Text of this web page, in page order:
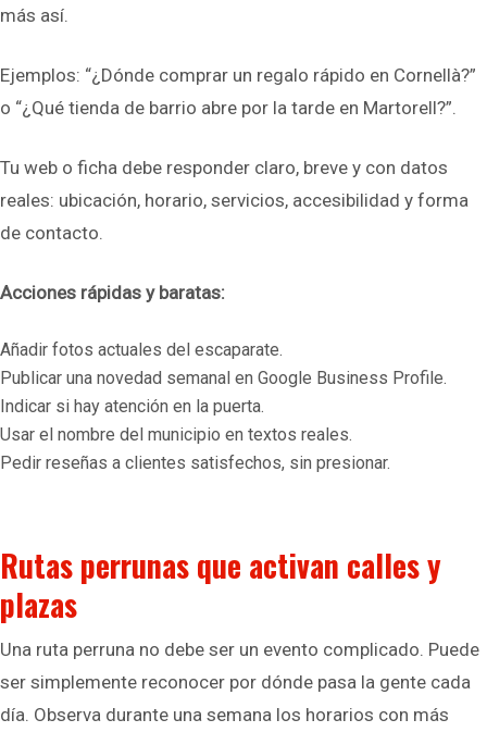
más así.
Ejemplos: “¿Dónde comprar un regalo rápido en Cornellà?”
o “¿Qué tienda de barrio abre por la tarde en Martorell?”.
Tu web o ficha debe responder claro, breve y con datos
reales: ubicación, horario, servicios, accesibilidad y forma
de contacto.
Acciones rápidas y baratas:
Añadir fotos actuales del escaparate.
Publicar una novedad semanal en Google Business Profile.
Indicar si hay atención en la puerta.
Usar el nombre del municipio en textos reales.
Pedir reseñas a clientes satisfechos, sin presionar.
Rutas perrunas que activan calles y
plazas
Una ruta perruna no debe ser un evento complicado. Puede
ser simplemente reconocer por dónde pasa la gente cada
día. Observa durante una semana los horarios con más